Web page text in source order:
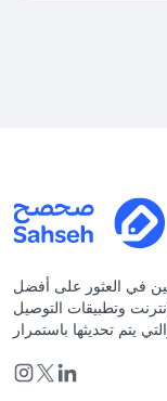
في العثور على أفضل
وتطبيقات التوصيل